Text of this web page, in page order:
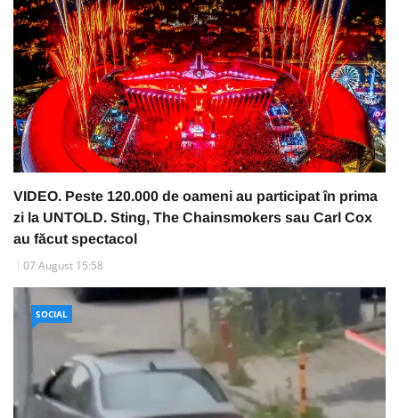
VIDEO. Peste 120.000 de oameni au participat în prima
zi la UNTOLD. Sting, The Chainsmokers sau Carl Cox
au făcut spectacol
07 August 15:58
SOCIAL